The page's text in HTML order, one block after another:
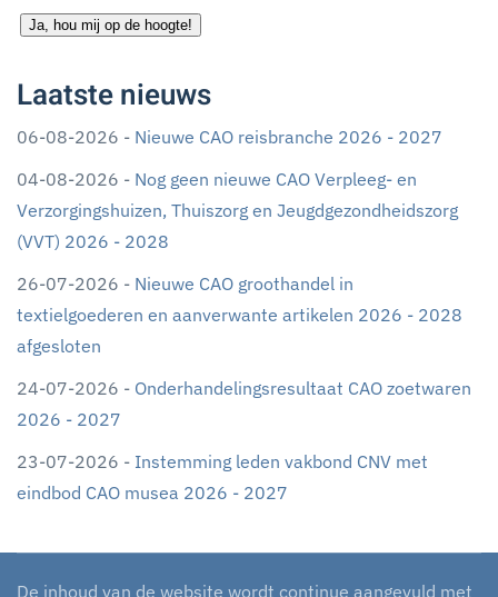
Ja, hou mij op de hoogte!
Laatste nieuws
06-08-2026 - Nieuwe CAO reisbranche 2026 - 2027
04-08-2026 - Nog geen nieuwe CAO Verpleeg- en
Verzorgingshuizen, Thuiszorg en Jeugdgezondheidszorg
(VVT) 2026 - 2028
26-07-2026 - Nieuwe CAO groothandel in
textielgoederen en aanverwante artikelen 2026 - 2028
afgesloten
24-07-2026 - Onderhandelingsresultaat CAO zoetwaren
2026 - 2027
23-07-2026 - Instemming leden vakbond CNV met
eindbod CAO musea 2026 - 2027
De inhoud van de website wordt continue aangevuld met